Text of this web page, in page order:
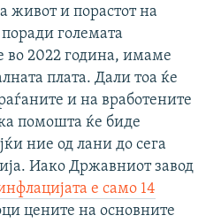
живот и порастот на
големата
во 2022 година, имаме
плата. Дали тоа ќе
и на вработените
помошта ќе биде
ние од лани до сега
Иако Државниот завод
е само 14
цените на основните